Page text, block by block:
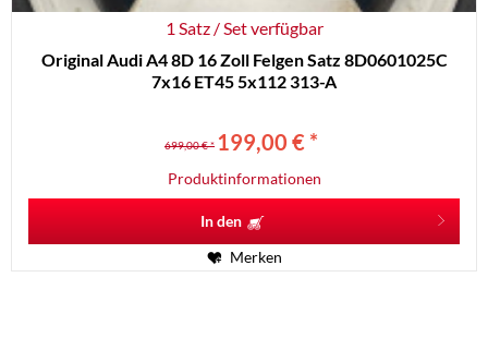
1 Satz / Set verfügbar
Original Audi A4 8D 16 Zoll Felgen Satz 8D0601025C
7x16 ET45 5x112 313-A
699,00 € * 199,00 € *
Produktinformationen
In den
Merken